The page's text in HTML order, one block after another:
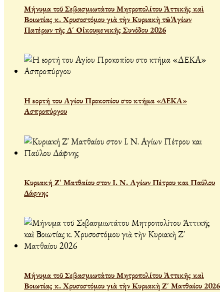
Μήνυμα τοῦ Σεβασμιωτάτου Μητροπολίτου Ἀττικῆς καὶ
Βοιωτίας κ. Χρυσοστόμου γιὰ τὴν Κυριακὴ τῶν Ἁγίων
Πατέρων τῆς Δ´ Οἰκουμενικῆς Συνόδου 2026
Η εορτή του Αγίου Προκοπίου στο κτήμα «ΔΕΚΑ»
Ασπροπύργου
Κυριακή Ζ' Ματθαίου στον Ι. Ν. Αγίων Πέτρου και Παύλου
Δάφνης
Μήνυμα τοῦ Σεβασμιωτάτου Μητροπολίτου Ἀττικῆς καὶ
Βοιωτίας κ. Χρυσοστόμου γιὰ τὴν Κυριακὴ Ζ΄ Ματθαίου 2026